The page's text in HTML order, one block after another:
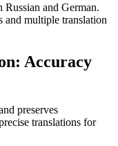
and German.
and multiple translation
Accuracy
preserves
translations for